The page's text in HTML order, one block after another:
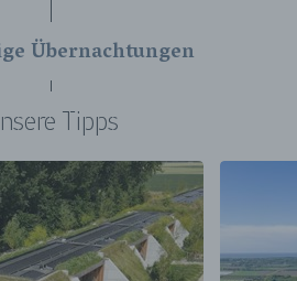
Übernachtungen
Tipps